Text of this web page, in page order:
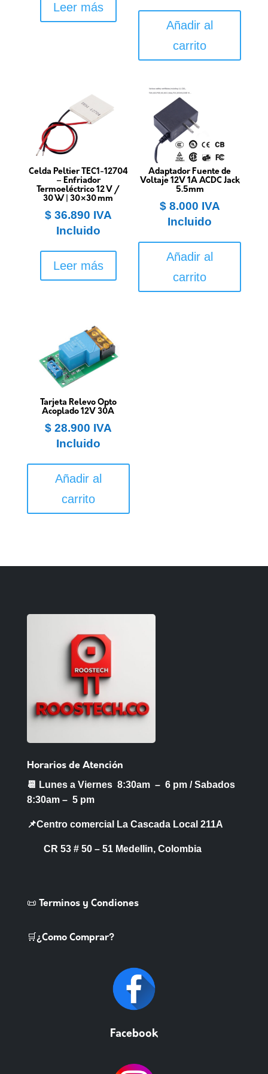
Leer más
Añadir al
carrito
Celda Peltier TEC1-12704
– Enfriador
Termoeléctrico 12 V /
30 W | 30×30 mm
$36.890 IVA
Incluido
Leer más
Adaptador Fuente de
Voltaje 12V 1A ACDC Jack
5.5mm
$8.000 IVA
Incluido
Añadir al
carrito
Tarjeta Relevo Opto
Acoplado 12V 30A
$28.900 IVA
Incluido
Añadir al
carrito
Horarios de Atención
📆 Lunes a Viernes 8:30am – 6 pm /Sabados
8:30am – 5 pm
📌Centro comercial La Cascada Local 211A
CR 53 # 50 – 51 Medellin, Colombia
📜 Terminos y Condiones
🛒¿Como Comprar?
Facebook